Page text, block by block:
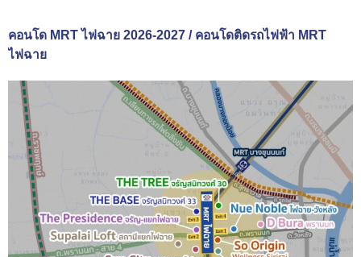
คอนโด MRT ไฟฉาย 2026-2027 / คอนโดติดรถไฟฟ้า MRT
ไฟฉาย